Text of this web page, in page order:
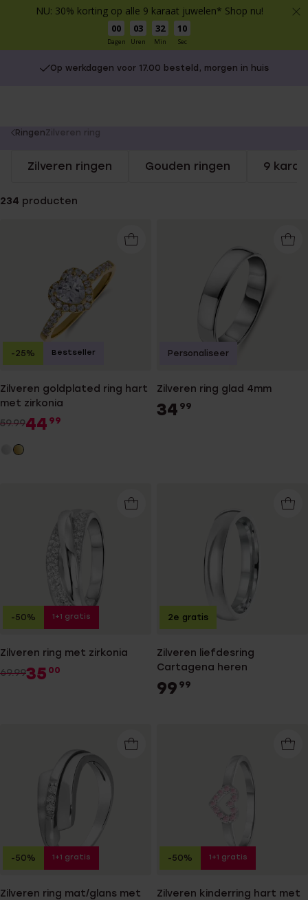
NU: 30% korting op alle 9 karaat juwelen* Shop nu!
00
Dagen
03
Uren
32
Min
09
Sec
Op werkdagen voor 17.00 besteld, morgen in huis
You
here:
RingenZilveren ring
Zilveren ringen Gouden ringen 9
234 producten
Zilveren goldplated ring hart
met zirkonia
59.9944 99
-25% Bestseller
Zilveren ring glad 4mm
34 99
Personaliseer
Zilveren ring met zirkonia
69.9935 00
-50% 1+1 gratis
Zilveren liefdesring
Cartagena heren
99 99
2e gratis
Zilveren ring mat/glans met
-50% 1+1 gratis
Zilveren kinderring hart met
-50% 1+1 gratis